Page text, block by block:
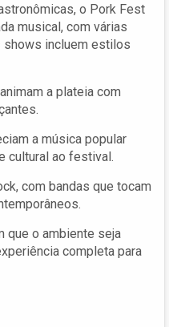
o Pork Fest
musical, com várias
shows incluem estilos
a plateia com
a música popular
cultural ao festival.
com bandas que tocam
que o ambiente seja
completa para